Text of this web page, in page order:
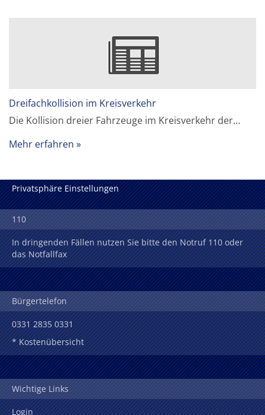
Dreifachkollision im Kreisverkehr
Die Kollision dreier Fahrzeuge im Kreisverkehr der…
Mehr erfahren
Privatsphäre Einstellungen
110
In dringenden Fällen nutzen Sie bitte den Notruf 110 oder
das Notfallfax
Bürgertelefon
0331 2835 0331
* Kostenübersicht
Wichtige Links
Login